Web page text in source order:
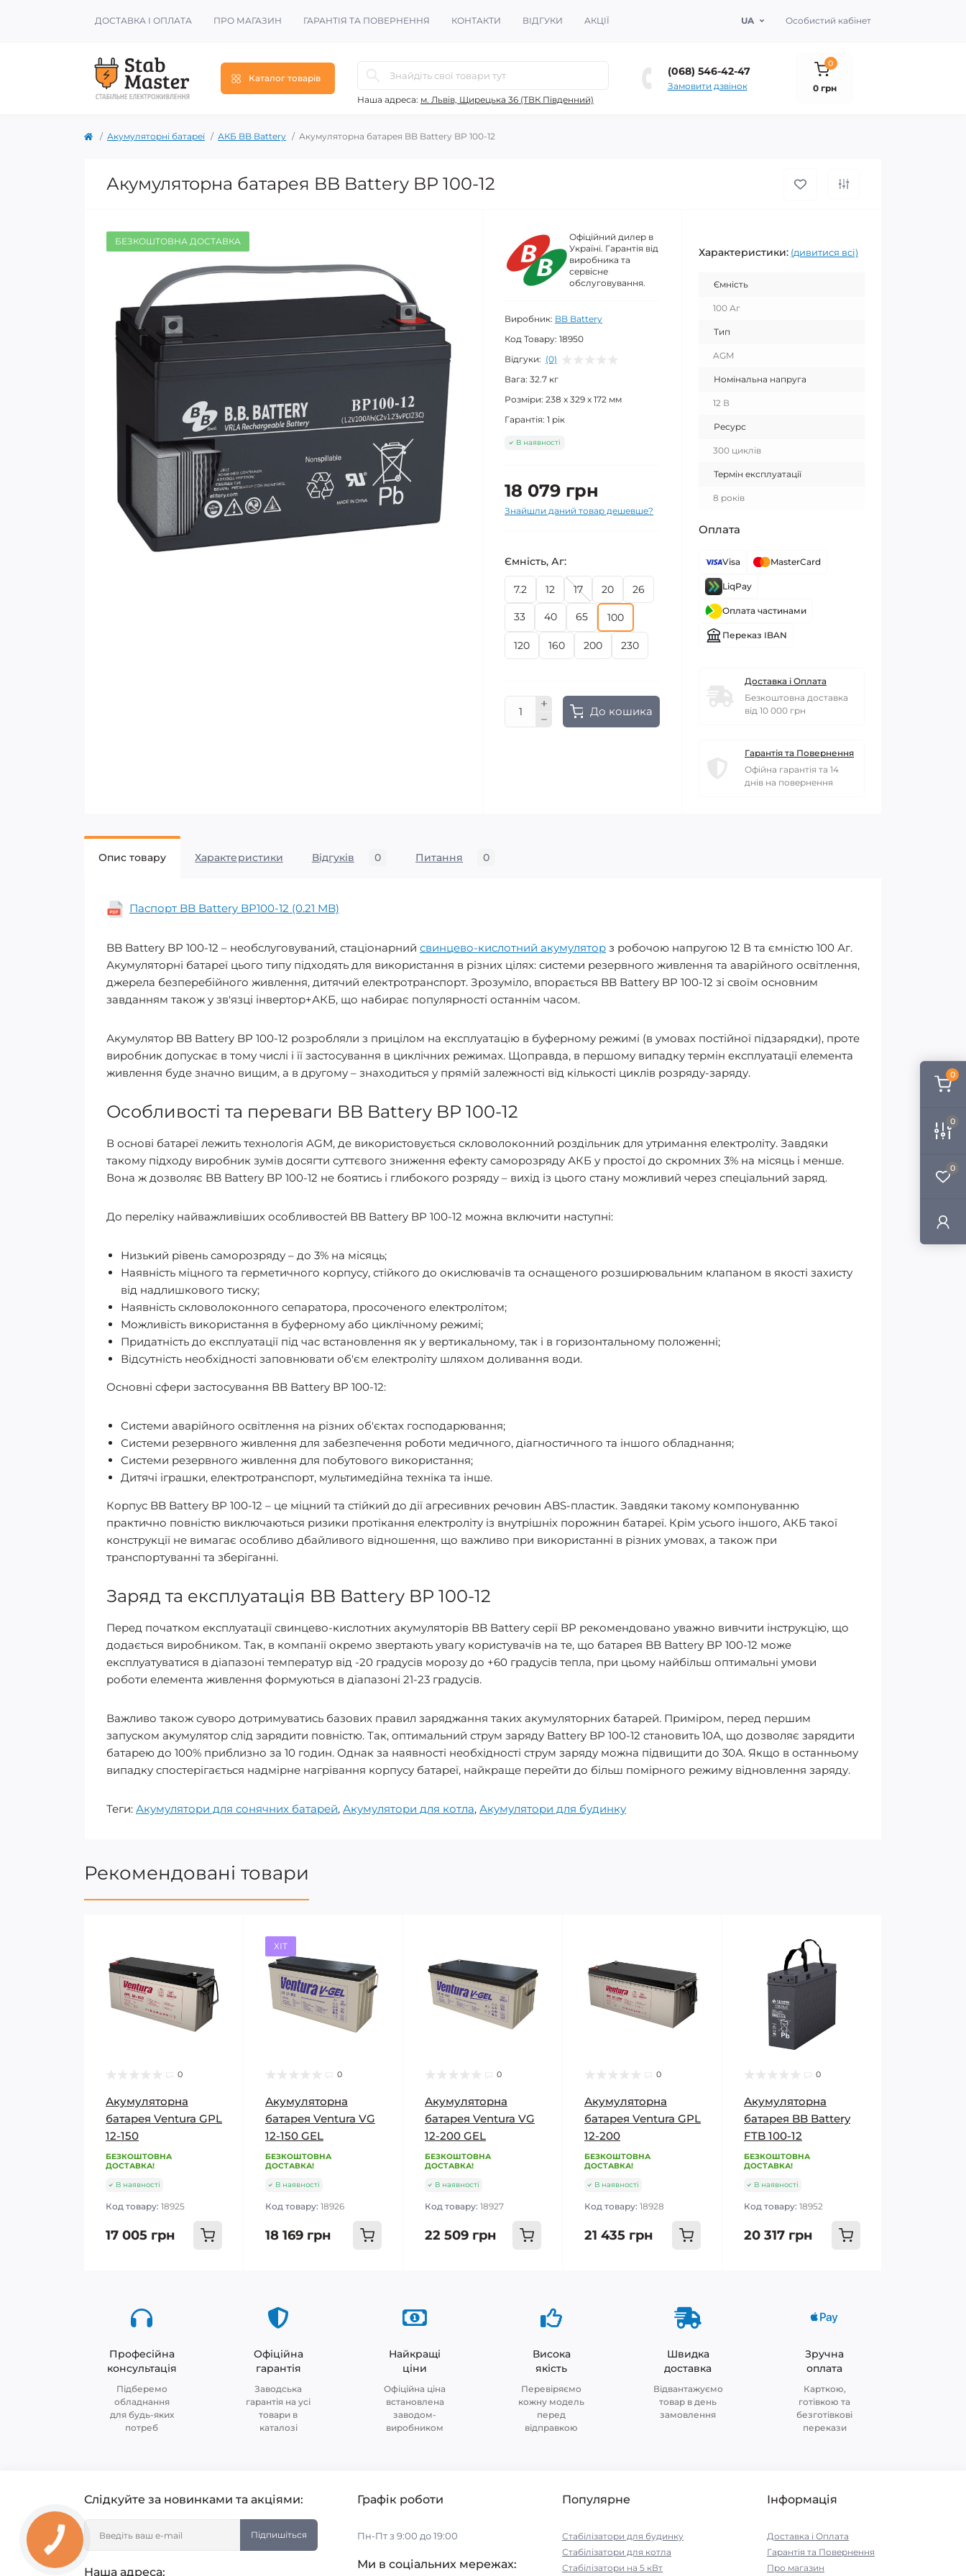
0
0
0
ДОСТАВКА І ОПЛАТА ПРО МАГАЗИН ГАРАНТІЯ ТА ПОВЕРНЕННЯ КОНТАКТИ ВІДГУКИ АКЦІЇ UA Особистий кабінет
Каталог товарів
Наша адреса: м. Львів, Щирецька 36 (ТВК Південний)
(068) 546-42-47
Замовити дзвінок
0
0 грн
Акумуляторні батареї АКБ BB Battery Акумуляторна батарея BB Battery BP 100-12
Акумуляторна батарея BB Battery BP 100-12
БЕЗКОШТОВНА ДОСТАВКА
Офіційний дилер в
Україні. Гарантія від
виробника та
сервісне
обслуговування.
Виробник: BB Battery
Код Товару: 18950
Відгуки: (0)
Вага: 32.7 кг
Розміри: 238 x 329 x 172 мм
Гарантія: 1 рік
В наявності
18 079 грн
Знайшли даний товар дешевше?
Ємність, Аг:
7.2 12 17 20 26
33 40 65 100
120 160 200 230
До кошика
Характеристики: (дивитися всі)
Ємність
100 Аг
Тип
AGM
Номінальна напруга
12 В
Ресурс
300 циклів
Термін експлуатації
8 років
Оплата
Visa MasterCard
LiqPay
Оплата частинами
Переказ IBAN
Доставка і Оплата
Безкоштовна доставка
від 10 000 грн
Гарантія та Повернення
Офійна гарантія та 14
днів на повернення
Опис товару Характеристики Відгуків 0 Питання 0
Паспорт BB Battery BP100-12 (0.21 MB)
BB Battery BP 100-12 – необслуговуваний, стаціонарний свинцево-кислотний акумулятор з робочою напругою 12 В та ємністю 100 Аг.
Акумуляторні батареї цього типу підходять для використання в різних цілях: системи резервного живлення та аварійного освітлення,
джерела безперебійного живлення, дитячий електротранспорт. Зрозуміло, впорається BB Battery BP 100-12 зі своїм основним
завданням також у зв'язці інвертор+АКБ, що набирає популярності останнім часом.
Акумулятор BB Battery BP 100-12 розробляли з прицілом на експлуатацію в буферному режимі (в умовах постійної підзарядки), проте
виробник допускає в тому числі і її застосування в циклічних режимах. Щоправда, в першому випадку термін експлуатації елемента
живлення буде значно вищим, а в другому – знаходиться у прямій залежності від кількості циклів розряду-заряду.
Особливості та переваги BB Battery BP 100-12
В основі батареї лежить технологія AGM, де використовується скловолоконний роздільник для утримання електроліту. Завдяки
такому підходу виробник зумів досягти суттєвого зниження ефекту саморозряду АКБ у простої до скромних 3% на місяць і менше.
Вона ж дозволяє BB Battery BP 100-12 не боятись і глибокого розряду – вихід із цього стану можливий через спеціальний заряд.
До переліку найважливіших особливостей BB Battery BP 100-12 можна включити наступні:
Низький рівень саморозряду – до 3% на місяць;
Наявність міцного та герметичного корпусу, стійкого до окислювачів та оснащеного розширювальним клапаном в якості захисту
від надлишкового тиску;
Наявність скловолоконного сепаратора, просоченого електролітом;
Можливість використання в буферному або циклічному режимі;
Придатність до експлуатації під час встановлення як у вертикальному, так і в горизонтальному положенні;
Відсутність необхідності заповнювати об'єм електроліту шляхом доливання води.
Основні сфери застосування BB Battery BP 100-12:
Системи аварійного освітлення на різних об'єктах господарювання;
Системи резервного живлення для забезпечення роботи медичного, діагностичного та іншого обладнання;
Системи резервного живлення для побутового використання;
Дитячі іграшки, електротранспорт, мультимедійна техніка та інше.
Корпус BB Battery BP 100-12 – це міцний та стійкий до дії агресивних речовин ABS-пластик. Завдяки такому компонуванню
практично повністю виключаються ризики протікання електроліту із внутрішніх порожнин батареї. Крім усього іншого, АКБ такої
конструкції не вимагає особливо дбайливого відношення, що важливо при використанні в різних умовах, а також при
транспортуванні та зберіганні.
Заряд та експлуатація BB Battery BP 100-12
Перед початком експлуатації свинцево-кислотних акумуляторів BB Battery серії BP рекомендовано уважно вивчити інструкцію, що
додається виробником. Так, в компанії окремо звертають увагу користувачів на те, що батарея BB Battery BP 100-12 може
експлуатуватися в діапазоні температур від -20 градусів морозу до +60 градусів тепла, при цьому найбільш оптимальні умови
роботи елемента живлення формуються в діапазоні 21-23 градусів.
Важливо також суворо дотримуватись базових правил заряджання таких акумуляторних батарей. Приміром, перед першим
запуском акумулятор слід зарядити повністю. Так, оптимальний струм заряду Battery BP 100-12 становить 10А, що дозволяє зарядити
батарею до 100% приблизно за 10 годин. Однак за наявності необхідності струм заряду можна підвищити до 30А. Якщо в останньому
випадку спостерігається надмірне нагрівання корпусу батареї, найкраще перейти до більш помірного режиму відновлення заряду.
Теги: Акумулятори для сонячних батарей, Акумулятори для котла, Акумулятори для будинку
Рекомендовані товари
0
Акумуляторна
батарея Ventura GPL
12-150
БЕЗКОШТОВНА
ДОСТАВКА!
В наявності
Код товару: 18925
17 005 грн
ХІТ
0
Акумуляторна
батарея Ventura VG
12-150 GEL
БЕЗКОШТОВНА
ДОСТАВКА!
В наявності
Код товару: 18926
18 169 грн
0
Акумуляторна
батарея Ventura VG
12-200 GEL
БЕЗКОШТОВНА
ДОСТАВКА!
В наявності
Код товару: 18927
22 509 грн
0
Акумуляторна
батарея Ventura GPL
12-200
БЕЗКОШТОВНА
ДОСТАВКА!
В наявності
Код товару: 18928
21 435 грн
0
Акумуляторна
батарея BB Battery
FTB 100-12
БЕЗКОШТОВНА
ДОСТАВКА!
В наявності
Код товару: 18952
20 317 грн
Професійна
консультація
Підберемо
обладнання
для будь-яких
потреб
Офіційна
гарантія
Заводська
гарантія на усі
товари в
каталозі
Найкращі
ціни
Офіційна ціна
встановлена
заводом-
виробником
Висока
якість
Перевіряємо
кожну модель
перед
відправкою
Швидка
доставка
Відвантажуємо
товар в день
замовлення
Зручна
оплата
Карткою,
готівкою та
безготівкові
перекази
Слідкуйте за новинками та акціями:
Підпишіться
Наша адреса:
Графік роботи
Пн-Пт з 9:00 до 19:00
Ми в соціальних мережах:
Популярне
Стабілізатори для будинку
Стабілізатори для котла
Стабілізатори на 5 кВт
Інформація
Доставка і Оплата
Гарантія та Повернення
Про магазин